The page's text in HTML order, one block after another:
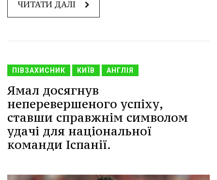
ЧИТАТИ ДАЛІ
ПІВЗАХИСНИК КИЇВ АНГЛІЯ
Ямал досягнув
неперевершеного успіху,
ставши справжнім символом
удачі для національної
команди Іспанії.